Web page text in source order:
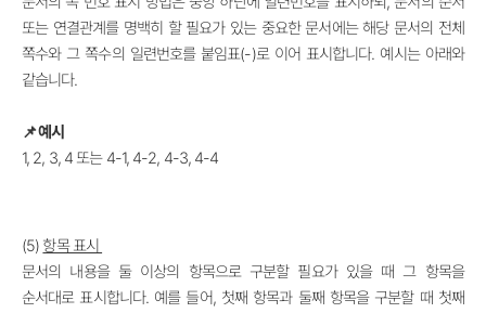
또는 연결관계를 명백히 할 필요가 있는 중요한 문서에는 해당 문서의 전체
쪽수와 그 쪽수의 일련번호를 붙임표(-)로 이어 표시합니다. 예시는 아래와
같습니다.
📌 예시
1, 2, 3, 4 또는 4-1, 4-2, 4-3, 4-4
(5) 항목 표시
문서의 내용을 둘 이상의 항목으로 구분할 필요가 있을 때 그 항목을
순서대로 표시합니다. 예를 들어, 첫째 항목과 둘째 항목을 구분할 때 첫째